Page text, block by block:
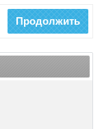
Продолжить